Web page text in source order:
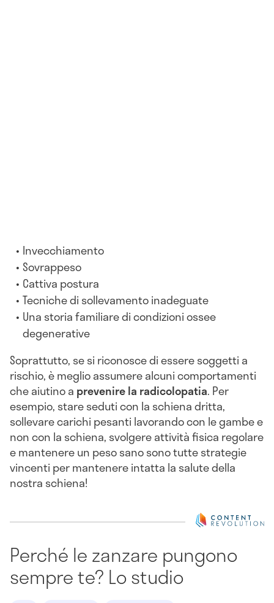
Invecchiamento
Sovrappeso
Cattiva postura
Tecniche di sollevamento inadeguate
Una storia familiare di condizioni ossee
degenerative
Soprattutto, se si riconosce di essere soggetti a
rischio, è meglio assumere alcuni comportamenti
che aiutino a prevenire la radicolopatia. Per
esempio, stare seduti con la schiena dritta,
sollevare carichi pesanti lavorando con le gambe e
non con la schiena, svolgere attività fisica regolare
e mantenere un peso sano sono tutte strategie
vincenti per mantenere intatta la salute della
nostra schiena!
Perché le zanzare pungono
sempre te? Lo studio